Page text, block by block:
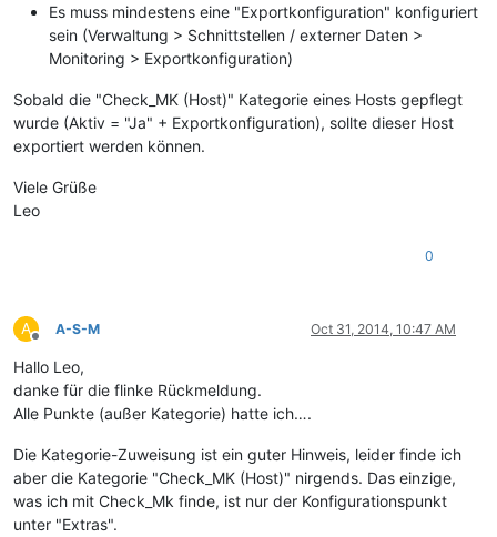
Es muss mindestens eine "Exportkonfiguration" konfiguriert
sein (Verwaltung > Schnittstellen / externer Daten >
Monitoring > Exportkonfiguration)
Sobald die "Check_MK (Host)" Kategorie eines Hosts gepflegt
wurde (Aktiv = "Ja" + Exportkonfiguration), sollte dieser Host
exportiert werden können.
Viele Grüße
Leo
0
A
Offline
A-S-M Oct 31, 2014, 10:47 AM
Hallo Leo,
danke für die flinke Rückmeldung.
Alle Punkte (außer Kategorie) hatte ich….
Die Kategorie-Zuweisung ist ein guter Hinweis, leider finde ich
aber die Kategorie "Check_MK (Host)" nirgends. Das einzige,
was ich mit Check_Mk finde, ist nur der Konfigurationspunkt
unter "Extras".